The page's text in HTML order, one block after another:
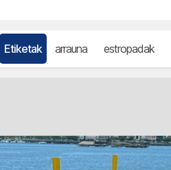
Etiketak arrauna estropadak